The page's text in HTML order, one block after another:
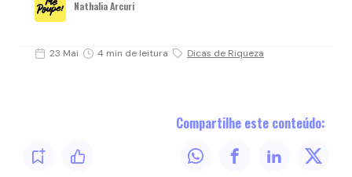
Nathalia Arcuri
23 Mai 4 min de leitura Dicas de Riqueza
Compartilhe este conteúdo: